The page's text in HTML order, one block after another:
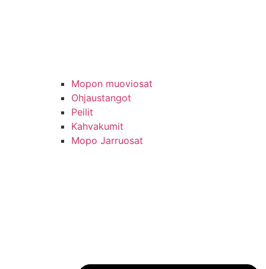
Mopon muoviosat
Ohjaustangot
Peilit
Kahvakumit
Mopo Jarruosat